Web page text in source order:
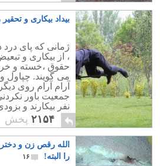
بیداد بیکاری و
ژمانی که پای درد
، از بیکاری و
حقوق ،خسته و
می گویند. چپاول و
آرام آرام روی
جمعیت باور
نفر بیکارند و
افزوده می شود .
۲۱۵۴ پخش
الله رقص زن و
را البته!
۱۶